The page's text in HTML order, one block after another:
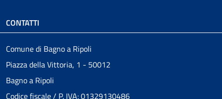
CONTATTI
Comune di Bagno a Ripoli
Piazza della Vittoria, 1 - 50012
Bagno a Ripoli
Codice fiscale / P. IVA: 01329130486